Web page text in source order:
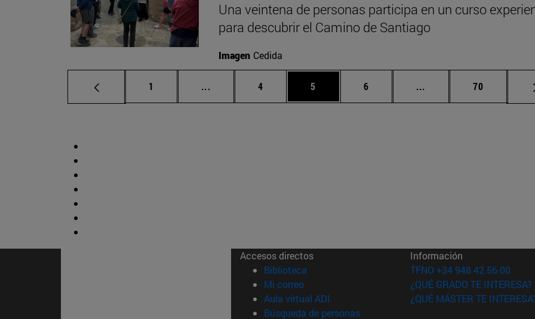
Una veintena de personas participa en un curso
para descubrir el Camino de Santiago
Imagen Cedida
Página
1 ... Páginas intermedias Use TAB para desplazarse.
Página
4 Página
5 Página
6 ... Páginas intermedias
Página
70
Accesos directos
Biblioteca (abre en nueva ventana)
Mi correo(abre en nueva ventana)
Aula virtual ADI (abre en nueva ventana)
Búsqueda de personas(abre en nueva ventana)
Información
TFNO +34 948 42 56 00
¿QUÉ GRADO TE INTERESA?
¿QUÉ MÁSTER TE